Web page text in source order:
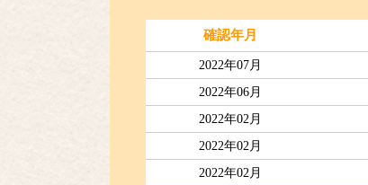
確認年月
2022年07月
2022年06月
2022年02月
2022年02月
2022年02月